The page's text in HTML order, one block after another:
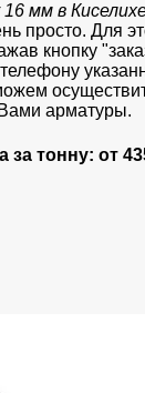
мм в
просто. Для
кнопку
арматуры.
за тонну: от